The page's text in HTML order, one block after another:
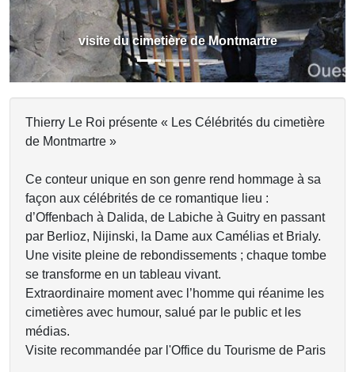
visite du cimetière de Montmartre
Thierry Le Roi présente « Les Célébrités du cimetière
de Montmartre »
Ce conteur unique en son genre rend hommage à sa
façon aux célébrités de ce romantique lieu :
d’Offenbach à Dalida, de Labiche à Guitry en passant
par Berlioz, Nijinski, la Dame aux Camélias et Brialy.
Une visite pleine de rebondissements ; chaque tombe
se transforme en un tableau vivant.
Extraordinaire moment avec l’homme qui réanime les
cimetières avec humour, salué par le public et les
médias.
Visite recommandée par l'Office du Tourisme de Paris